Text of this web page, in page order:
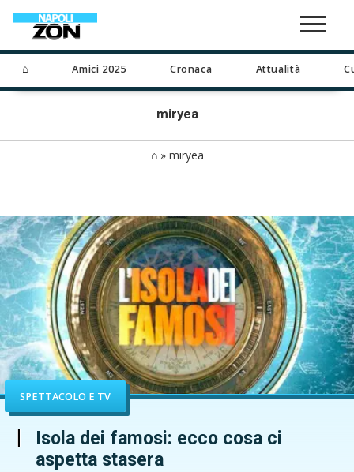
⌂ Amici 2025 Cronaca Attualità
miryea
⌂» miryea
SPETTACOLO E TV
Isola dei famosi: ecco cosa ci
aspetta stasera